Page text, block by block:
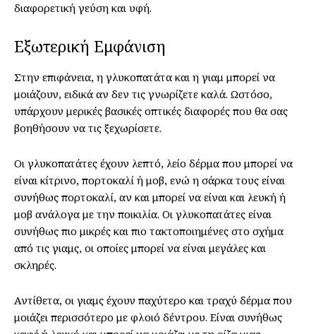
διαφορετική γεύση και υφή.
Εξωτερική Εμφάνιση
Στην επιφάνεια, η γλυκοπατάτα και η γιαμ μπορεί να
μοιάζουν, ειδικά αν δεν τις γνωρίζετε καλά. Ωστόσο,
υπάρχουν μερικές βασικές οπτικές διαφορές που θα σας
βοηθήσουν να τις ξεχωρίσετε.
Οι γλυκοπατάτες έχουν λεπτό, λείο δέρμα που μπορεί να
είναι κίτρινο, πορτοκαλί ή μοβ, ενώ η σάρκα τους είναι
συνήθως πορτοκαλί, αν και μπορεί να είναι και λευκή ή
μοβ ανάλογα με την ποικιλία. Οι γλυκοπατάτες είναι
συνήθως πιο μικρές και πιο τακτοποιημένες στο σχήμα
από τις γιαμς, οι οποίες μπορεί να είναι μεγάλες και
σκληρές.
Αντίθετα, οι γιαμς έχουν παχύτερο και τραχύ δέρμα που
μοιάζει περισσότερο με φλοιό δέντρου. Είναι συνήθως